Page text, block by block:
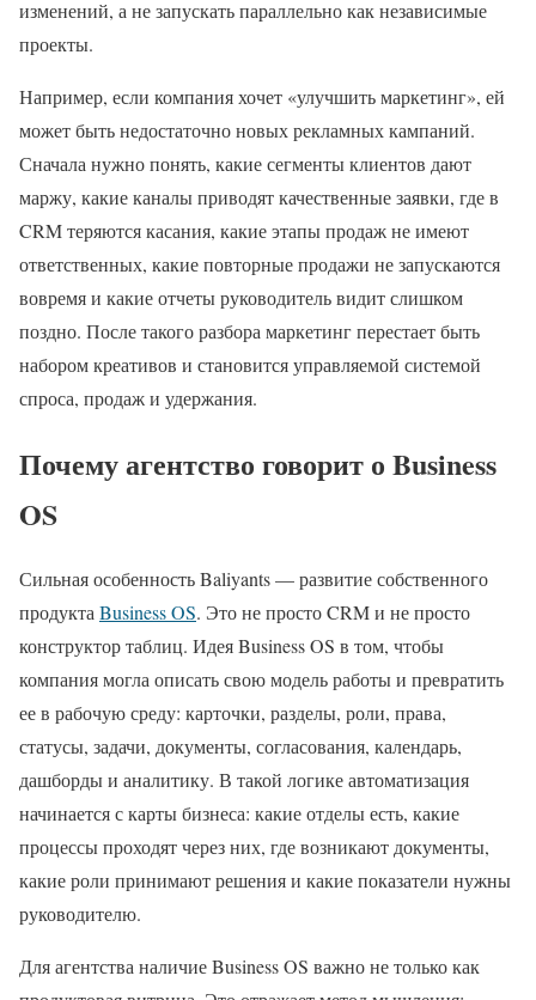
изменений, а не запускать параллельно как независимые
проекты.
Например, если компания хочет «улучшить маркетинг», ей
может быть недостаточно новых рекламных кампаний.
Сначала нужно понять, какие сегменты клиентов дают
маржу, какие каналы приводят качественные заявки, где в
CRM теряются касания, какие этапы продаж не имеют
ответственных, какие повторные продажи не запускаются
вовремя и какие отчеты руководитель видит слишком
поздно. После такого разбора маркетинг перестает быть
набором креативов и становится управляемой системой
спроса, продаж и удержания.
Почему агентство говорит о Business
OS
Сильная особенность Baliyants — развитие собственного
продуктаBusiness OS. Это не просто CRM и не просто
конструктор таблиц. Идея Business OS в том, чтобы
компания могла описать свою модель работы и превратить
ее в рабочую среду: карточки, разделы, роли, права,
статусы, задачи, документы, согласования, календарь,
дашборды и аналитику. В такой логике автоматизация
начинается с карты бизнеса: какие отделы есть, какие
процессы проходят через них, где возникают документы,
какие роли принимают решения и какие показатели нужны
руководителю.
Для агентства наличие Business OS важно не только как